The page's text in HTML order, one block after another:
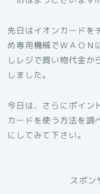
先日はイオンカードを
め専用機械でＷＡＯＮ
しレジで買い物代金か
しました。
今日は、さらにポイン
カードを使う方法を調
にしてみて下さい。
スポン